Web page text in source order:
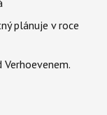
plánuje v roce
Verhoevenem.